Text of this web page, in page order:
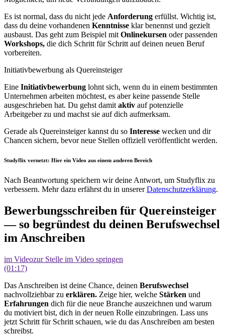
Es ist normal, dass du nicht jede Anforderung erfüllst. Wichtig ist,
dass du deine vorhandenen Kenntnisse klar benennst und gezielt
ausbaust. Das geht zum Beispiel mit Onlinekursen oder passenden
Workshops, die dich Schritt für Schritt auf deinen neuen Beruf
vorbereiten.
Initiativbewerbung als Quereinsteiger
Eine Initiativbewerbung lohnt sich, wenn du in einem bestimmten
Unternehmen arbeiten möchtest, es aber keine passende Stelle
ausgeschrieben hat. Du gehst damit aktiv auf potenzielle
Arbeitgeber zu und machst sie auf dich aufmerksam.
Gerade als Quereinsteiger kannst du so Interesse wecken und dir
Chancen sichern, bevor neue Stellen offiziell veröffentlicht werden.
Studyflix vernetzt: Hier ein Video aus einem anderen Bereich
Nach Beantwortung speichern wir deine Antwort, um Studyflix zu
verbessern. Mehr dazu erfährst du in unsererDatenschutzerklärung.
Bewerbungsschreiben für Quereinsteiger
— so begründest du deinen Berufswechsel
im Anschreiben
im Videozur Stelle im Video springen
(01:17)
Das Anschreiben ist deine Chance, deinen Berufswechsel
nachvollziehbar zu erklären. Zeige hier, welche Stärken und
Erfahrungen dich für die neue Branche auszeichnen und warum
du motiviert bist, dich in der neuen Rolle einzubringen. Lass uns
jetzt Schritt für Schritt schauen, wie du das Anschreiben am besten
schreibst.